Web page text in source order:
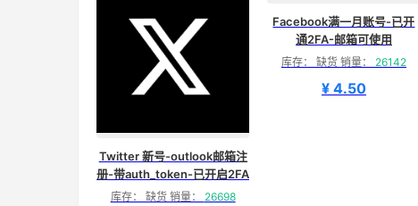
Twitter 新号-outlook邮箱注
册-带auth_token-已开启2FA
库存： 缺货 销量： 26698
Facebook满一月账号-已开
通2FA-邮箱可使用
库存： 缺货 销量： 26142
¥ 4.50